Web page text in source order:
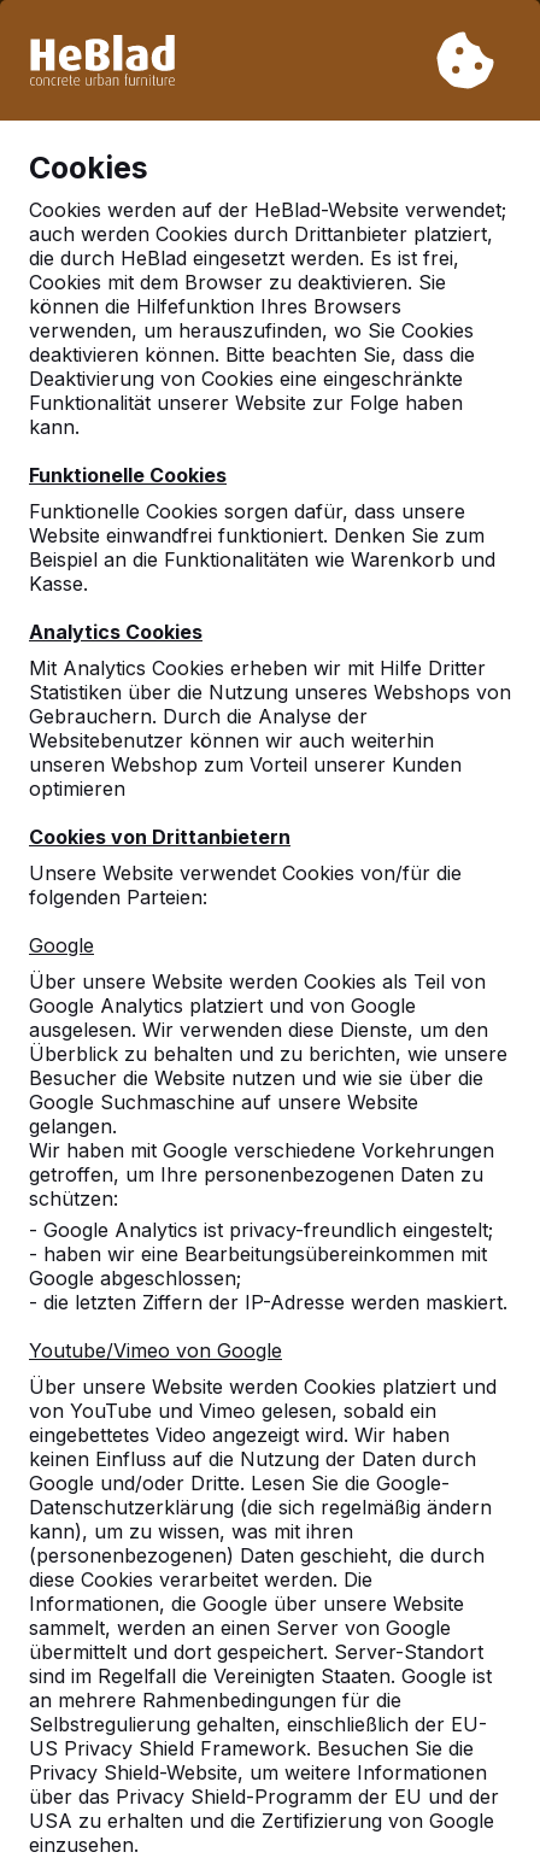
Woche 33 nicht. Bitte berücksichtigen Sie daher längere
Cookies
Cookies werden auf der HeBlad-Website verwendet;
auch werden Cookies durch Drittanbieter platziert,
die durch HeBlad eingesetzt werden. Es ist frei,
Cookies mit dem Browser zu deaktivieren. Sie
können die Hilfefunktion Ihres Browsers
verwenden, um herauszufinden, wo Sie Cookies
deaktivieren können. Bitte beachten Sie, dass die
Deaktivierung von Cookies eine eingeschränkte
Funktionalität unserer Website zur Folge haben
kann.
Funktionelle Cookies
Funktionelle Cookies sorgen dafür, dass unsere
Website einwandfrei funktioniert. Denken Sie zum
Beispiel an die Funktionalitäten wie Warenkorb und
Kasse.
Analytics Cookies
Mit Analytics Cookies erheben wir mit Hilfe Dritter
Statistiken über die Nutzung unseres Webshops von
Gebrauchern. Durch die Analyse der
Websitebenutzer können wir auch weiterhin
unseren Webshop zum Vorteil unserer Kunden
optimieren
Cookies von Drittanbietern
Unsere Website verwendet Cookies von/für die
folgenden Parteien:
Google
Über unsere Website werden Cookies als Teil von
Google Analytics platziert und von Google
ausgelesen. Wir verwenden diese Dienste, um den
Überblick zu behalten und zu berichten, wie unsere
Besucher die Website nutzen und wie sie über die
Google Suchmaschine auf unsere Website
gelangen.
Wir haben mit Google verschiedene Vorkehrungen
getroffen, um Ihre personenbezogenen Daten zu
schützen:
- Google Analytics ist privacy-freundlich eingestelt;
- haben wir eine Bearbeitungsübereinkommen mit
Google abgeschlossen;
- die letzten Ziffern der IP-Adresse werden maskiert.
Youtube/Vimeo von Google
Über unsere Website werden Cookies platziert und
von YouTube und Vimeo gelesen, sobald ein
eingebettetes Video angezeigt wird. Wir haben
keinen Einfluss auf die Nutzung der Daten durch
Google und/oder Dritte. Lesen Sie die Google-
Datenschutzerklärung (die sich regelmäßig ändern
kann), um zu wissen, was mit ihren
(personenbezogenen) Daten geschieht, die durch
diese Cookies verarbeitet werden. Die
Informationen, die Google über unsere Website
sammelt, werden an einen Server von Google
übermittelt und dort gespeichert. Server-Standort
sind im Regelfall die Vereinigten Staaten. Google ist
an mehrere Rahmenbedingungen für die
Selbstregulierung gehalten, einschließlich der EU-
US Privacy Shield Framework. Besuchen Sie die
Privacy Shield-Website, um weitere Informationen
über das Privacy Shield-Programm der EU und der
USA zu erhalten und die Zertifizierung von Google
einzusehen.
Deutschland
Referenties in:Kiel
10
Referenzen
Unsere Produkte finden Sie in ganz Europa
und darüber hinaus. Sehen Sie hier, wo Sie
ein HeBlad-Produkt in Ihrer Nähe finden.
Produkt
Alles anzeigen
Kategorie
Alles anzeigen
Ort oder Postleitzahl suchen
Zie ook
Kronshagen Schwentinental